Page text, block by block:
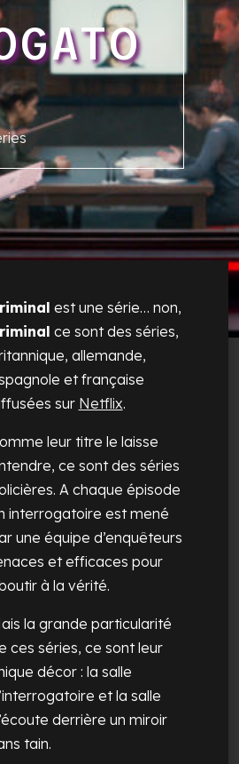
est une série… non,
ce sont des séries,
allemande,
et française
sur Netflix.
leur titre le laisse
ce sont des séries
A chaque épisode
interrogatoire est mené
une équipe d’enquêteurs
et efficaces pour
à la vérité.
la grande particularité
ces séries, ce sont leur
décor : la salle
et la salle
derrière un miroir
tain.